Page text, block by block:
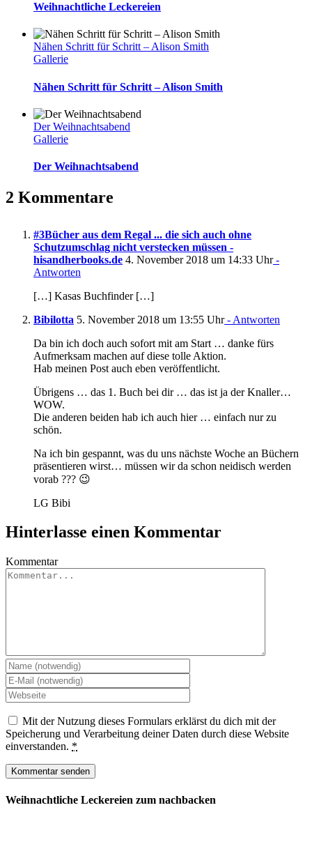
Weihnachtliche Leckereien
Nähen Schritt für Schritt – Alison Smith
Gallerie
Nähen Schritt für Schritt – Alison Smith
Der Weihnachtsabend
Gallerie
Der Weihnachtsabend
2 Kommentare
#3Bücher aus dem Regal ... die sich auch ohne
Schutzumschlag nicht verstecken müssen -
hisandherbooks.de 4. November 2018 um 14:33 Uhr-
Antworten
[…] Kasas Buchfinder […]
Bibilotta 5. November 2018 um 13:55 Uhr- Antworten
Da bin ich doch auch sofort mit am Start … danke fürs
Aufmerksam machen auf diese tolle Aktion.
Hab meinen Post auch eben veröffentlicht.
Übrigens … das 1. Buch bei dir … das ist ja der Knaller…
WOW.
Die anderen beiden hab ich auch hier … einfach nur zu
schön.
Na ich bin gespannt, was du uns nächste Woche an Büchern
präsentieren wirst… müssen wir da schon neidisch werden
vorab ??? 😉
LG Bibi
Hinterlasse einen Kommentar
Kommentar
Mit der Nutzung dieses Formulars erklärst du dich mit der
Speicherung und Verarbeitung deiner Daten durch diese Website
einverstanden. *
Weihnachtliche Leckereien zum nachbacken